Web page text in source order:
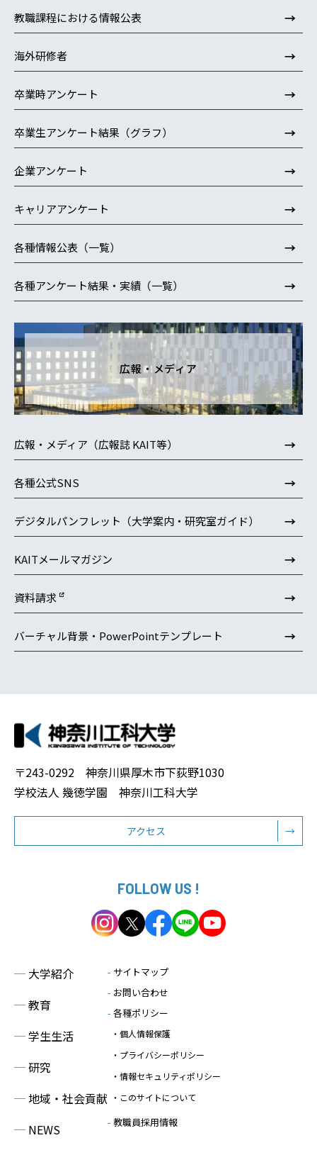
教職課程における情報公表 →
海外研修者 →
卒業時アンケート →
卒業生アンケート結果（グラフ） →
企業アンケート →
キャリアアンケート →
各種情報公表（一覧） →
各種アンケート結果・実績（一覧） →
広報・メディア
広報・メディア（広報誌 KAIT等） →
各種公式SNS →
デジタルパンフレット（大学案内・研究室ガイド） →
KAITメールマガジン →
資料請求 →
バーチャル背景・PowerPointテンプレート →
〒243-0292 神奈川県厚木市下荻野1030
学校法人 幾徳学園 神奈川工科大学
アクセス →
FOLLOW US !
─ 大学紹介
─教育
─学生生活
─研究
─地域・社会貢献
─ NEWS
- サイトマップ
- お問い合わせ
- 各種ポリシー
・個人情報保護
・プライバシーポリシー
・情報セキュリティポリシー
・このサイトについて
- 教職員採用情報